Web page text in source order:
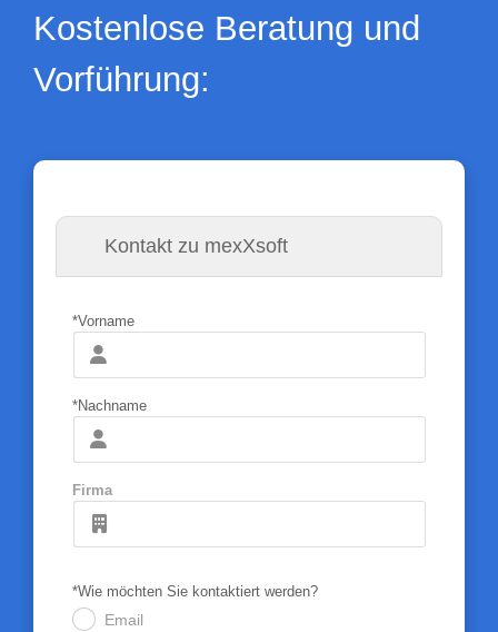
Kostenlose Beratung und
Vorführung:
Kontakt zu mexXsoft
*Vorname
*Nachname
Firma
*Wie möchten Sie kontaktiert werden?
Email